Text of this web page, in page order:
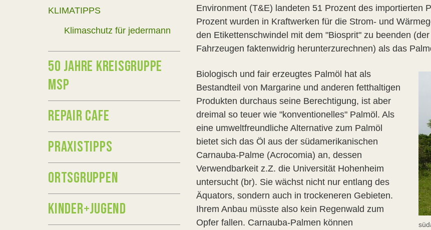
Environment (T&E) landeten 51 Prozent des importierten
Prozent wurden in Kraftwerken für die Strom- und
den Etikettenschwindel mit dem "Biosprit" zu beenden
Fahrzeugen faktenwidrig herunterzurechnen) als das
Biologisch und fair erzeugtes Palmöl hat als
Bestandteil von Margarine und anderen fetthaltigen
Produkten durchaus seine Berechtigung, ist aber
dreimal so teuer wie "konventionelles" Palmöl. Als
eine umweltfreundliche Alternative zum Palmöl
bietet sich das Öl aus der südamerikanischen
Carnauba-Palme (Acrocomia) an, dessen
Verwendbarkeit z.Z. die Universität Hohenheim
untersucht (br). Sie wächst nicht nur entlang des
Äquators, sondern auch in trockeneren Gebieten.
Ihrem Anbau müsste also kein Regenwald zum
Opfer fallen. Carnauba-Palmen können
KLIMATIPPS
Klimaschutz für jedermann
50 JAHRE KREISGRUPPE
MSP
REPAIR CAFE
PRAXISTIPPS
ORTSGRUPPEN
KINDER+JUGEND